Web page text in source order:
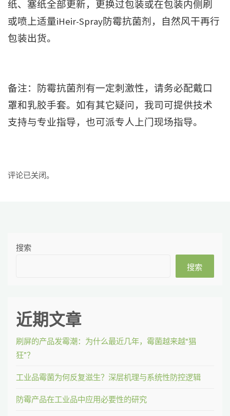
纸、塞纸全部更新，更换过包装或在包装内侧刷
或喷上适量iHeir-Spray防霉抗菌剂，自然风干再行
包装出货。
备注：防霉抗菌剂有一定刺激性，请务必配戴口
罩和乳胶手套。如有其它疑问，我司可提供技术
支持与专业指导，也可派专人上门现场指导。
评论已关闭。
搜索
搜索
近期文章
刷屏的产品发霉潮：为什么最近几年，霉菌越来越“猖
狂”？
工业品霉菌为何反复滋生？深层机理与系统性防控逻辑
防霉产品在工业品中应用必要性的研究